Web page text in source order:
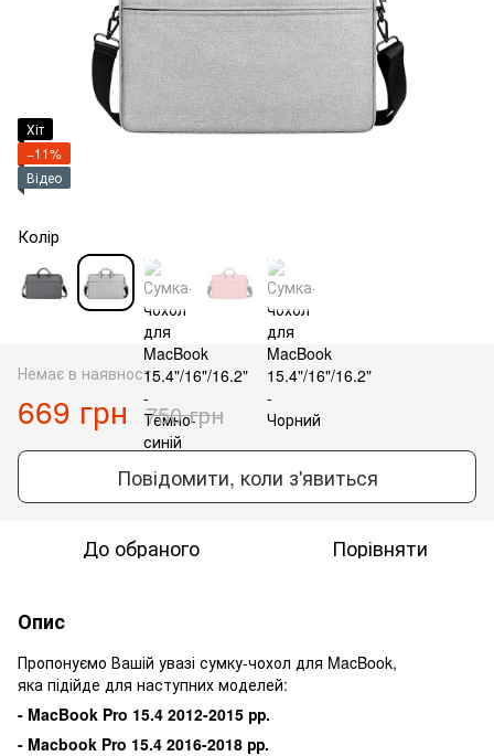
Хіт
−11%
Відео
Колір
Немає в наявності
669 грн 750 грн
Повідомити, коли з'явиться
До обраного Порівняти
Опис
Пропонуємо Вашій увазі сумку-чохол для MacBook,
яка підійде для наступних моделей:
- MacBook Pro 15.4 2012-2015 рр.
- Macbook Pro 15.4 2016-2018 рр.